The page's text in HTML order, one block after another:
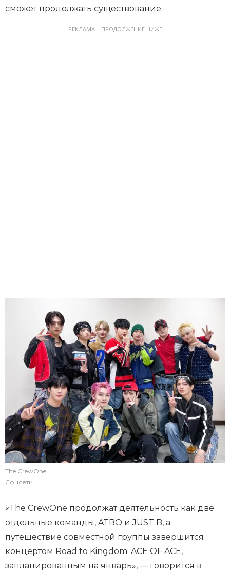
сможет продолжать существование.
РЕКЛАМА – ПРОДОЛЖЕНИЕ НИЖЕ
The CrewOne
Соцсети
«The CrewOne продолжат деятельность как две
отдельные команды, ATBO и JUST B, а
путешествие совместной группы завершится
концертом Road to Kingdom: ACE OF ACE,
запланированным на январь», — говорится в